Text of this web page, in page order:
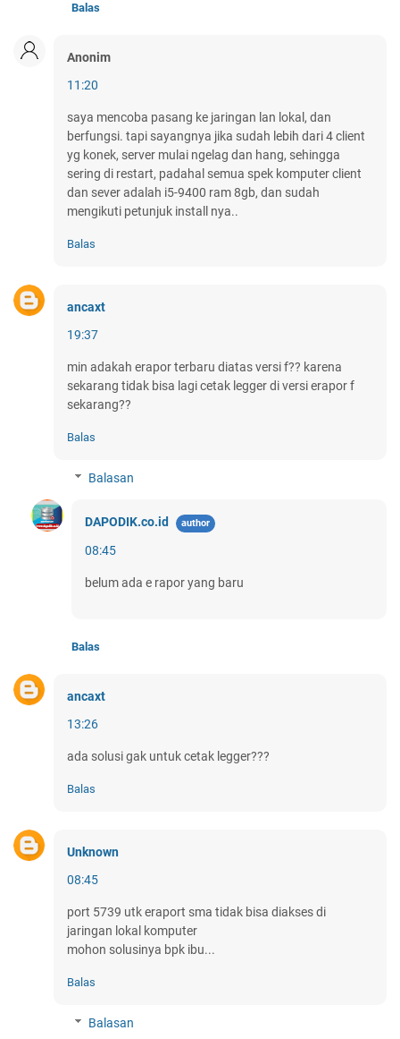
Balas
Anonim
11:20
saya mencoba pasang ke jaringan lan lokal, dan
berfungsi. tapi sayangnya jika sudah lebih dari 4 client
yg konek, server mulai ngelag dan hang, sehingga
sering di restart, padahal semua spek komputer client
dan sever adalah i5-9400 ram 8gb, dan sudah
mengikuti petunjuk install nya..
Balas
ancaxt
19:37
min adakah erapor terbaru diatas versi f?? karena
sekarang tidak bisa lagi cetak legger di versi erapor f
sekarang??
Balas
Balasan
DAPODIK.co.id
08:45
belum ada e rapor yang baru
Balas
ancaxt
13:26
ada solusi gak untuk cetak legger???
Balas
Unknown
08:45
port 5739 utk eraport sma tidak bisa diakses di
jaringan lokal komputer
mohon solusinya bpk ibu...
Balas
Balasan